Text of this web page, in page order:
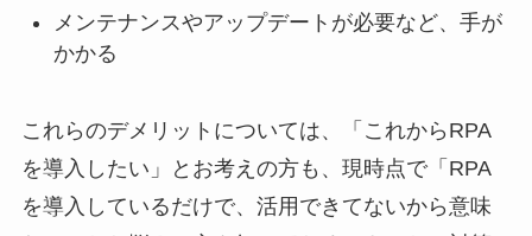
メンテナンスやアップデートが必要など、手が
かかる
これらのデメリットについては、「これからRPA
を導入したい」とお考えの方も、現時点で「RPA
を導入しているだけで、活用できてないから意味